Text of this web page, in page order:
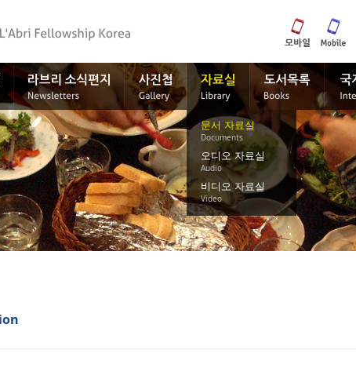
문서 자료실
Documents
오디오 자료실
Audio
비디오 자료실
Video